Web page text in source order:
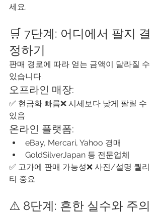
세요.
🛒 7단계: 어디에서 팔지 결
정하기
판매 경로에 따라 얻는 금액이 달라질 수
있습니다.
오프라인 매장:
✅ 현금화 빠름❌ 시세보다 낮게 팔릴 수
있음
온라인 플랫폼:
eBay, Mercari, Yahoo 경매
GoldSilverJapan 등 전문업체
✅ 고가에 판매 가능성❌ 사진/설명 퀄리
티 중요
⚠️ 8단계: 흔한 실수와 주의